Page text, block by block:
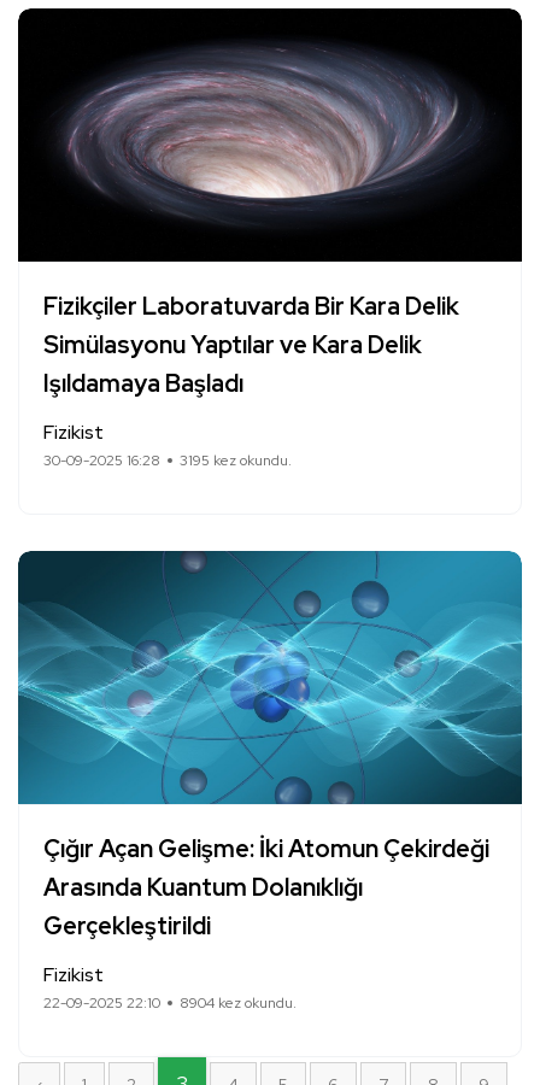
Fizikçiler Laboratuvarda Bir Kara Delik
Simülasyonu Yaptılar ve Kara Delik
Işıldamaya Başladı
Fizikist
30-09-2025 16:28 3195 kez okundu.
Çığır Açan Gelişme: İki Atomun Çekirdeği
Arasında Kuantum Dolanıklığı
Gerçekleştirildi
Fizikist
22-09-2025 22:10 8904 kez okundu.